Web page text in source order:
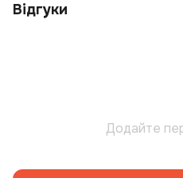
Відгуки
Додайте